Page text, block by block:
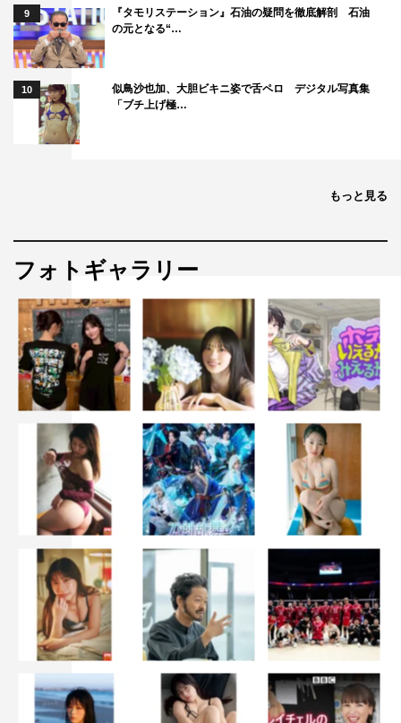
DISH// 北村匠海 橘柊生
泉大智
9
『タモリステーション』石油の疑問を徹底解剖 石油
の元となる“…
10
似鳥沙也加、大胆ビキニ姿で舌ペロ デジタル写真集
「ブチ上げ極…
もっと見る
フォトギャラリー